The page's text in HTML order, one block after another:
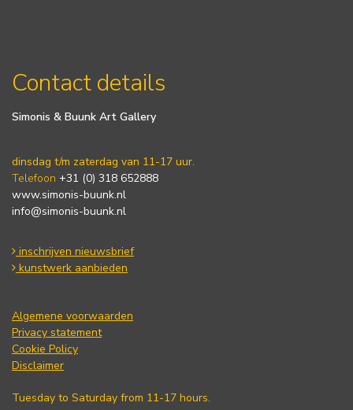
Contact details
Simonis & Buunk Art Gallery
dinsdag t/m zaterdag van 11-17 uur.
Telefoon +31 (0) 318 652888
www.simonis-buunk.nl
info@simonis-buunk.nl
inschrijven nieuwsbrief
kunstwerk aanbieden
Algemene voorwaarden
Privacy statement
Cookie Policy
Disclaimer
Tuesday to Saturday from 11-17 hours.